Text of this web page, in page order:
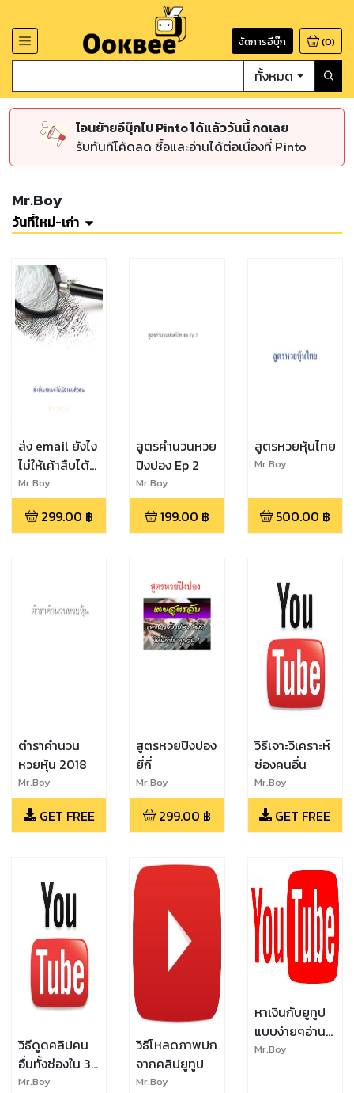
จัดการอีบุ๊ก (0)
ทั้งหมด
โอนย้ายอีบุ๊กไป Pinto ได้แล้ววันนี้ กดเลย
รับทันทีโค้ดลด ซื้อและอ่านได้ต่อเนื่องที่ Pinto
Mr.Boy
วันที่ใหม่-เก่า
ส่ง email ยังไง
ไม่ให้เค้าสืบได้
ว่ามาจากไหน
Mr.Boy
299.00 ฿
สูตรคำนวนหวย
ปิงปอง Ep 2
Mr.Boy
199.00 ฿
สูตรหวยหุ้นไทย
Mr.Boy
500.00 ฿
ตำราคำนวน
หวยหุ้น 2018
Mr.Boy
GET FREE
สูตรหวยปิงปอง
ยี่กี่
Mr.Boy
299.00 ฿
วิธีเจาะวิเคราะห์
ช่องคนอื่น
Mr.Boy
GET FREE
วิธีดูดคลิปคน
อื่นทั้งช่องใน 3
นาที
Mr.Boy
วิธีโหลดภาพปก
จากคลิปยูทูป
Mr.Boy
หาเงินกับยูทูป
แบบง่ายๆอ่าน
จบแล้วทำมี
Mr.Boy